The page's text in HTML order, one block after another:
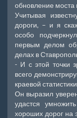
обновление моста
Учитывая
дороги, – и я
особо
первым делом
делах в
- И с этой точки
всего
краевой
Он выразил
удастся
хороших дорог на